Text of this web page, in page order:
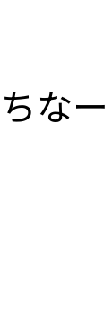
な